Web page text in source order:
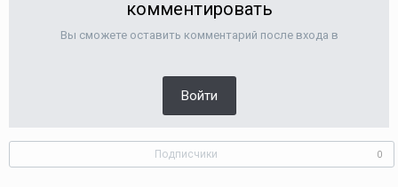
комментировать
Вы сможете оставить комментарий после входа в
Войти
Подписчики 0